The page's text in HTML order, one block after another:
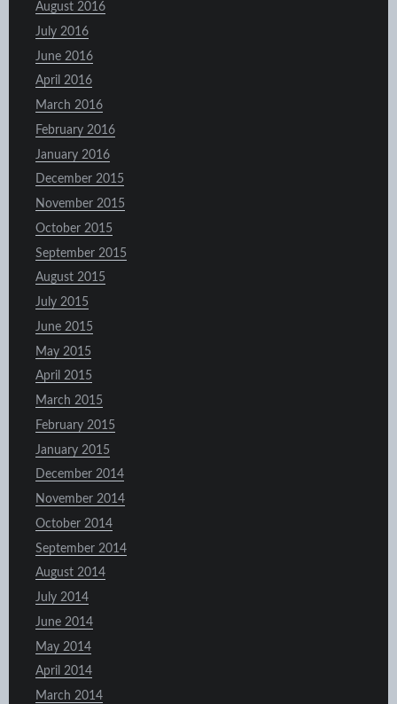
August 2016
July 2016
June 2016
April 2016
March 2016
February 2016
January 2016
December 2015
November 2015
October 2015
September 2015
August 2015
July 2015
June 2015
May 2015
April 2015
March 2015
February 2015
January 2015
December 2014
November 2014
October 2014
September 2014
August 2014
July 2014
June 2014
May 2014
April 2014
March 2014